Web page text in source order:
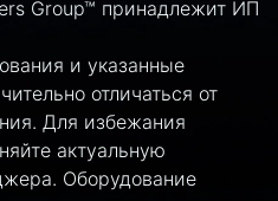
Group™ принадлежит ИП
и указанные
отличаться от
Для избежания
актуальную
Оборудование